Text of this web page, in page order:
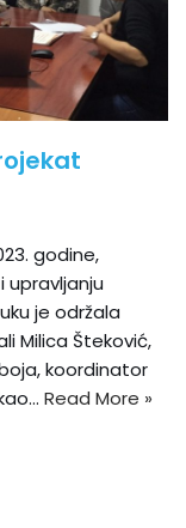
godine,
upravljanju
je održala
Milica Šteković,
koordinator
Read More »